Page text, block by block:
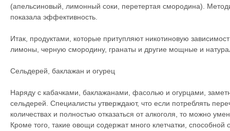
(апельсиновый, лимонный соки, перетертая смородина).
показала эффективность.
Итак, продуктами, которые притупляют никотиновую
лимоны, черную смородину, гранаты и другие мощные и
Сельдерей, баклажан и огурец
Наряду с кабачками, баклажанами, фасолью и огурцами,
сельдерей. Специалисты утверждают, что если потреблять
количествах и полностью отказаться от алкоголя, то можно
Кроме того, такие овощи содержат много клетчатки, способной